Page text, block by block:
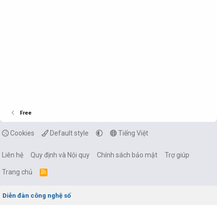
Free
Cookies Default style Tiếng Việt
Liên hệ Quy định và Nội quy Chính sách bảo mật Trợ giúp
Trang chủ
R
Diễn đàn công nghệ số